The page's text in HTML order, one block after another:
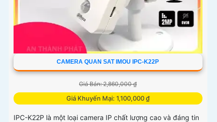
CAMERA QUAN SAT IMOU IPC-K22P
Giá Bán: 2,860,000 ₫
Giá Khuyến Mại: 1,100,000 ₫
IPC-K22P là một loại camera IP chất lượng cao và đáng tin